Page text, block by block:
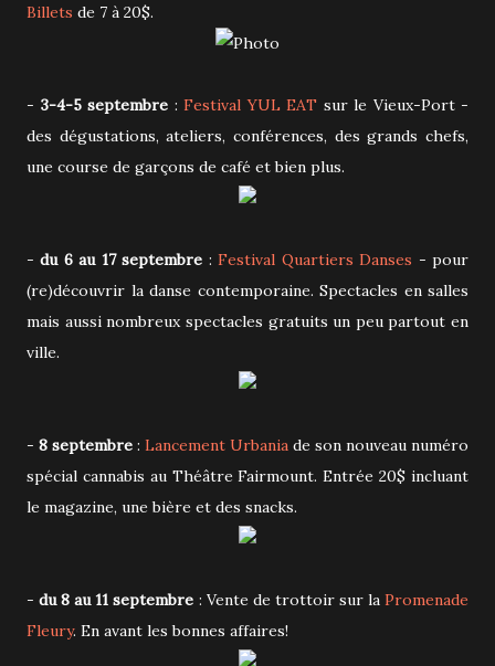
Billets de 7 à 20$.
- 3-4-5 septembre : Festival YUL EAT sur le Vieux-Port -
des dégustations, ateliers, conférences, des grands chefs,
une course de garçons de café et bien plus.
-du 6 au 17 septembre :Festival Quartiers Danses - pour
(re)découvrir la danse contemporaine. Spectacles en salles
mais aussi nombreux spectacles gratuits un peu partout en
ville.
8 septembre : Lancement Urbania de son nouveau numéro
spécial cannabis au Théâtre Fairmount. Entrée 20$ incluant
le magazine, une bière et des snacks.
-du 8 au 11 septembre : Vente de trottoir sur laPromenade
Fleury. En avant les bonnes affaires!